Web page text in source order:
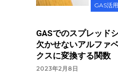
GAS活
GASでのスプレッド
欠かせないアルファ
クスに変換する関数
2023年2月8日